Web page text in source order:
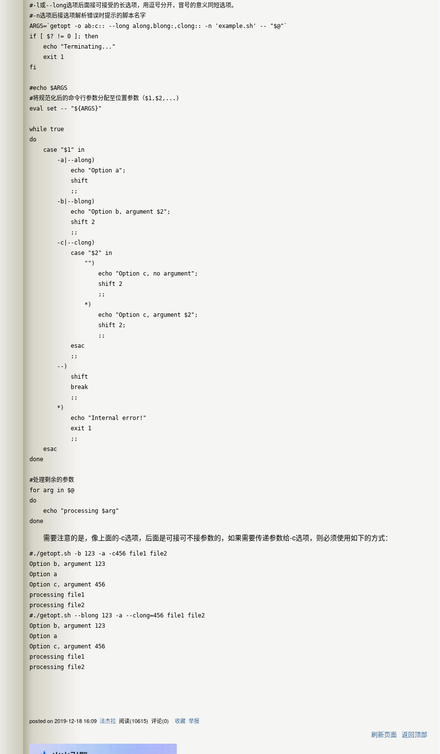
#-l或--long选项后面接可接受的长选项，用逗号分开，冒号的意义同短选项。
#-n选项后接选项解析错误时提示的脚本名字
ARGS=`getopt -o ab:c:: --long along,blong:,clong:: -n 'example.sh' -- "$@"`
if [ $? != 0 ]; then
    echo "Terminating..."
    exit 1
fi
#echo $ARGS
#将规范化后的命令行参数分配至位置参数（$1,$2,...)
eval set -- "${ARGS}"
while true
do
    case "$1" in
        -a|--along)
            echo "Option a";
            shift
            ;;
        -b|--blong)
            echo "Option b, argument $2";
            shift 2
            ;;
        -c|--clong)
            case "$2" in
                "")
                    echo "Option c, no argument";
                    shift 2
                    ;;
                *)
                    echo "Option c, argument $2";
                    shift 2;
                    ;;
            esac
            ;;
        --)
            shift
            break
            ;;
        *)
            echo "Internal error!"
            exit 1
            ;;
    esac
done
#处理剩余的参数
for arg in $@
do
    echo "processing $arg"
需要注意的是，像上面的-c选项，后面是可接可不接参数的，如果需要传递参数给-c选项，则必须使用如下的方式：
#./getopt.sh -b 123 -a -c456 file1 file2
Option b, argument 123
Option a
Option c, argument 456
processing file1
processing file2
#./getopt.sh --blong 123 -a --clong=456 file1 file2
Option b, argument 123
Option a
Option c, argument 456
processing file1
posted on2019-12-18 16:09 法杰拉 阅读(10615) 评论(0) 收藏 举报
刷新页面 返回顶部